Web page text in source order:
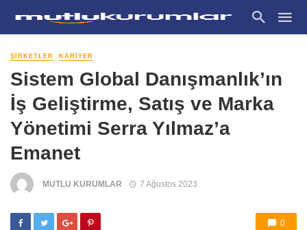
ŞIRKETLER KARIYER
Sistem Global Danışmanlık’ın
İş Geliştirme, Satış ve Marka
Yönetimi Serra Yılmaz’a
Emanet
MUTLU KURUMLAR 7 Ağustos 2023
0